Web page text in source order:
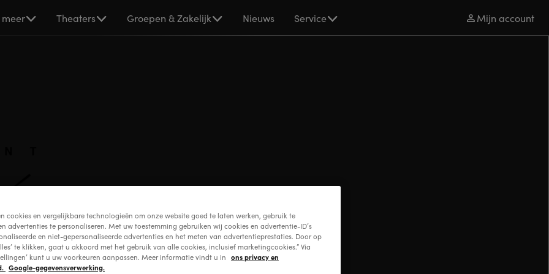
meer Theaters Groepen & Zakelijk Nieuws Service Mijn account
cookies en vergelijkbare technologieën om onze website goed te laten werken, gebruik te
advertenties te personaliseren. Met uw toestemming gebruiken wij cookies en advertentie-ID’s
en niet-gepersonaliseerde advertenties en het meten van advertentieprestaties. Door op
te klikken, gaat u akkoord met het gebruik van alle cookies, inclusief marketingcookies.” Via
kunt u uw voorkeuren aanpassen. Meer informatie vindt u in ons privacy en
Google-gegevensverwerking.